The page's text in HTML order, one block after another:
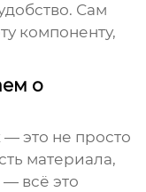
Сам
компоненту,
о
— это не просто
материала,
всё это